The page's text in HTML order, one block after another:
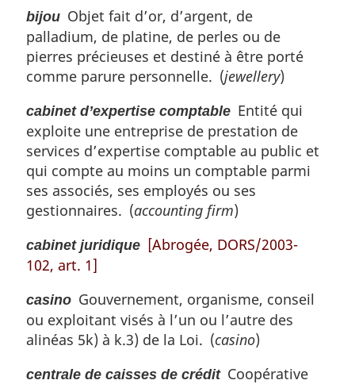
bijou Objet fait d’or, d’argent, de
palladium, de platine, de perles ou de
pierres précieuses et destiné à être porté
comme parure personnelle. (jewellery)
cabinet d’expertise comptable Entité qui
exploite une entreprise de prestation de
services d’expertise comptable au public et
qui compte au moins un comptable parmi
ses associés, ses employés ou ses
gestionnaires. (accounting firm)
cabinet juridique [Abrogée, DORS/2003-
102, art. 1]
casino Gouvernement, organisme, conseil
ou exploitant visés à l’un ou l’autre des
alinéas 5k) à k.3) de la Loi. (casino)
centrale de caisses de créditCoopérative